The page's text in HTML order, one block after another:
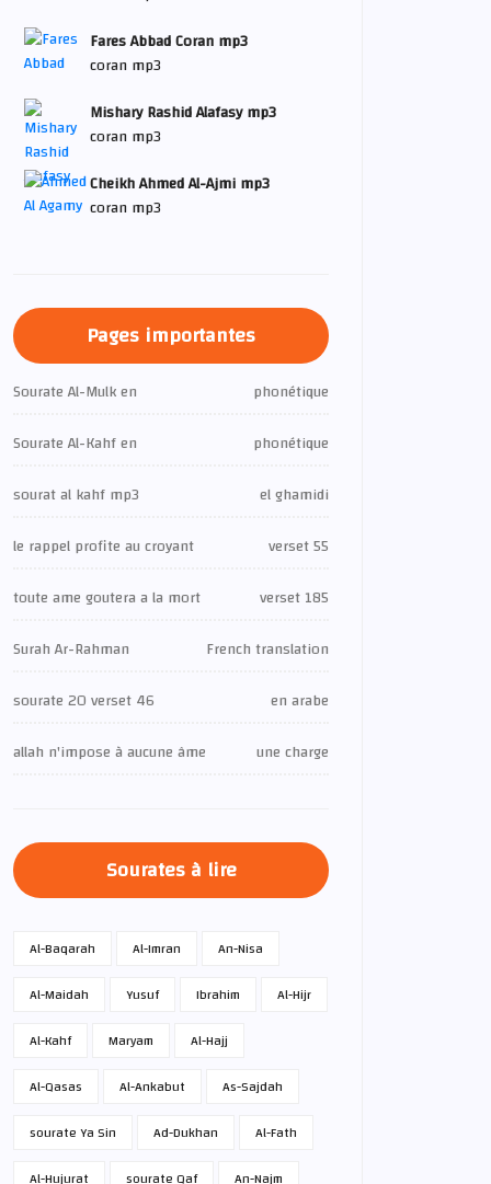
Fares Abbad Coran mp3
coran mp3
Mishary Rashid Alafasy mp3
coran mp3
Cheikh Ahmed Al-Ajmi mp3
coran mp3
Pages importantes
Sourate Al-Mulk en
phonétique
Sourate Al-Kahf en
phonétique
sourat al kahf mp3
el ghamidi
le rappel profite au croyant
verset 55
toute ame goutera a la mort
verset 185
Surah Ar-Rahman
French translation
sourate 20 verset 46
en arabe
allah n'impose à aucune âme
une charge
Sourates à lire
Al-Baqarah Al-Imran
An-Nisa
Al-Maidah
Yusuf Ibrahim
Al-Hijr
Al-Kahf
Maryam
Al-Hajj
Al-Qasas
Al-Ankabut
As-Sajdah
sourate Ya Sin
Ad-Dukhan
Al-Fath
Al-Hujurat
sourate Qaf
An-Najm